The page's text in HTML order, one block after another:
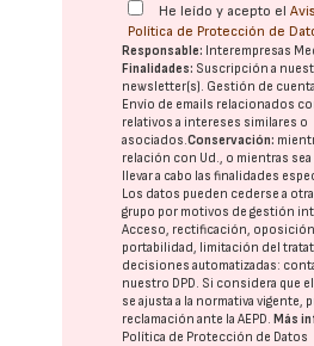
He leído y acepto el
Política de Protección de
Responsable: Interempresas
Finalidades: Suscripción a
newsletter(s). Gestión de
Envío de emails relacionados
relativos a intereses similares o
asociados.Conservación:
relación con Ud., o mientras sea
llevar a cabo las finalidades
Los datos pueden cederse a
grupo por motivos de gestión
Acceso, rectificación,
portabilidad, limitación del
decisiones automatizadas:
nuestro DPD . Si considera que
se ajusta a la normativa vigente,
reclamación ante laAEPD .Más
Política de Protección de Datos